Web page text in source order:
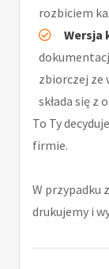
rozbiciem
Wersja
zbiorczej ze
składa się z
To Ty
firmie.
W przypadku
drukujemy i